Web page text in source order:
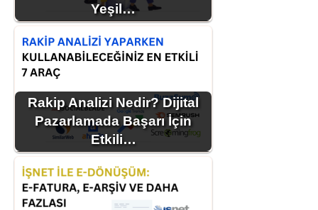
Yeşil…
Rakip Analizi Nedir? Dijital
Pazarlamada Başarı İçin
Etkili…